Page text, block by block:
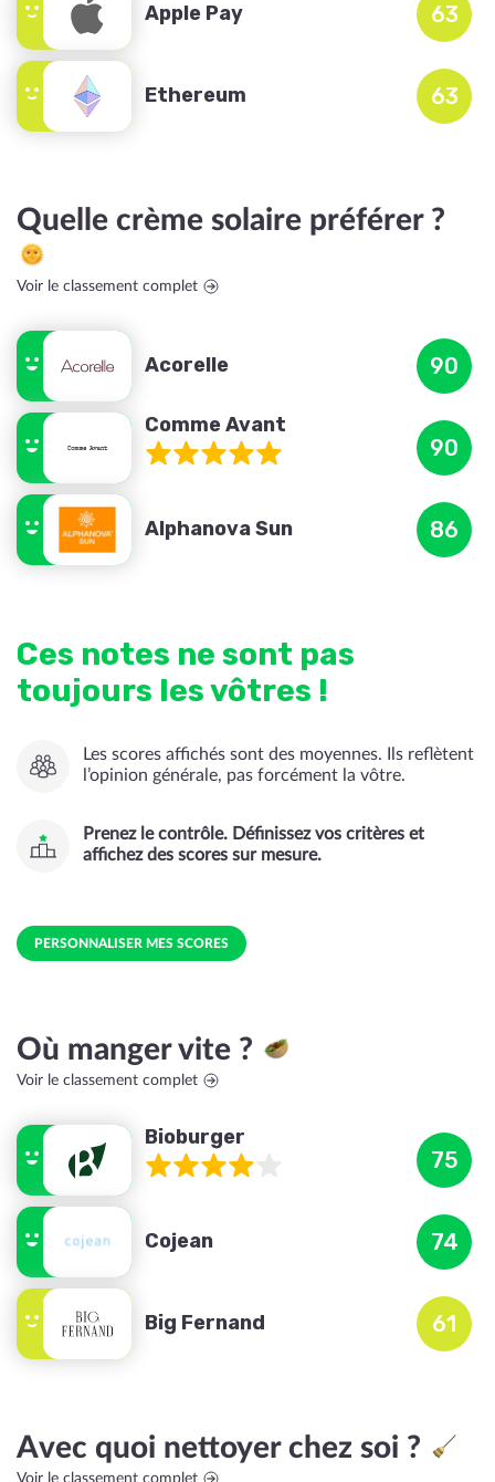
Apple Pay 63
Ethereum 63
Quelle crème solaire préférer ?
Voir le classement complet
Acorelle 90
Comme Avant
90
Alphanova Sun 86
Ces notes ne sont pas
toujours les vôtres !
Les scores affichés sont des moyennes. Ils reflètent
l’opinion générale, pas forcément la vôtre.
Prenez le contrôle. Définissez vos critères et
affichez des scores sur mesure.
PERSONNALISER MES SCORES
Où manger vite ?
Voir le classement complet
Bioburger
75
Cojean 74
Big Fernand 61
Avec quoi nettoyer chez soi ?
Voir le classement complet